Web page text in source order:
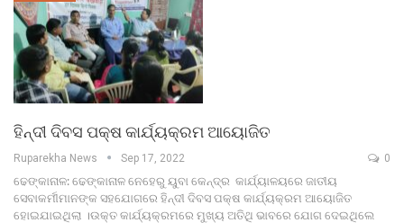
ହିନ୍ଦୀ ଦିବସ ପକ୍ଷ କାର୍ଯ୍ୟକ୍ରମ ଆୟୋଜିତ
Ruparekha News Sep 17, 2022 0
ଢେଙ୍କାନାଳ: ଢେଙ୍କାନାଳ ନେହେରୁ ୟୁବା କେନ୍ଦ୍ର କାର୍ଯ୍ୟାଳୟରେ ଜାତୀୟ
ସେବାକର୍ମୀମାନଙ୍କ ସହଯୋଗରେ ହିନ୍ଦୀ ଦିବସ ପକ୍ଷ କାର୍ଯ୍ୟକ୍ରମ ଆୟୋଜିତ
ହୋଇଯାଇଥିଲା ।ଉକ୍ତ କାର୍ଯ୍ୟକ୍ରମରେ ମୁଖ୍ୟ ଅତିଥି ଭାବରେ ଯୋଗ ଦେଇଥିଲେ